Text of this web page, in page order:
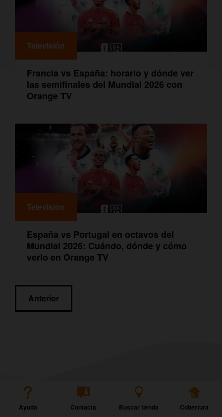
Televisión
Francia vs España: horario y dónde ver
las semifinales del Mundial 2026 con
Orange TV
Televisión
España vs Portugal en octavos del
Mundial 2026: Cuándo, dónde y cómo
verlo en Orange TV
Navegación
de
Anterior
Ayuda Contacta Buscar tienda Cobertura